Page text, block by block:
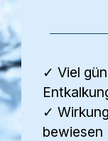
✓ Viel
✓
bewiesen